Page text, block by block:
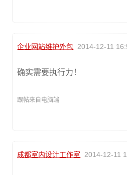
企业网站维护外包 2014-12-11
确实需要执行力！
跟帖来自电脑端
成都室内设计工作室 2014-12-11